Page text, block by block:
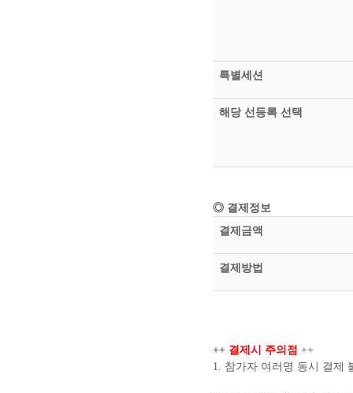
특별세션
해당 선등록 선택
◎ 결제정보
결제금액
결제방법
++ 결제시 주의점 ++
1. 참가자 여러명 동시 결제